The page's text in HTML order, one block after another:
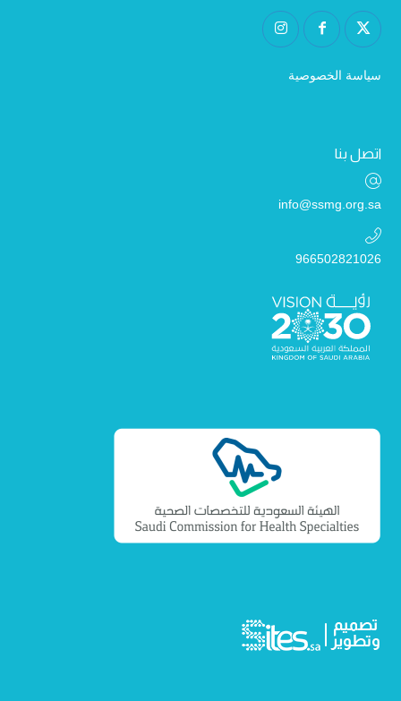
سياسة الخصوصية
اتصل بنا
info@ssmg.org.sa
966502821026